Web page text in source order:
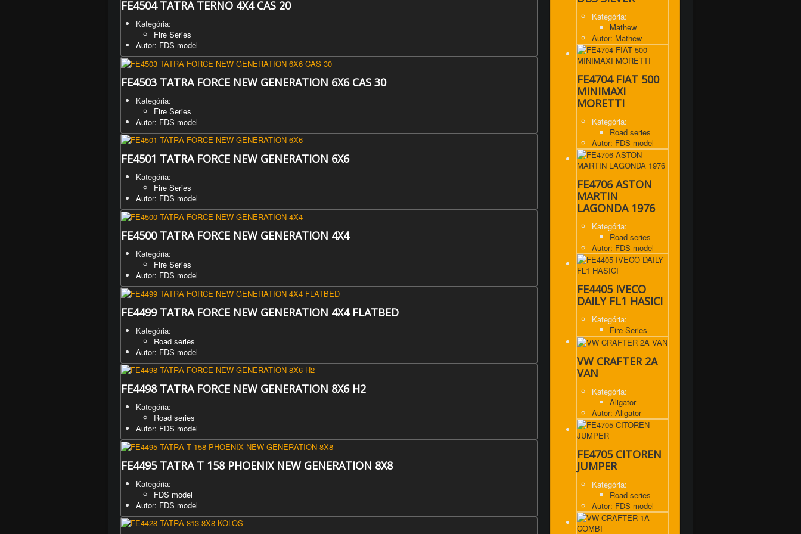
FE4504 TATRA TERNO 4X4 CAS 20
Kategória:
Fire Series
Autor: FDS model
FE4503 TATRA FORCE NEW GENERATION 6X6 CAS 30
Kategória:
Fire Series
Autor: FDS model
FE4501 TATRA FORCE NEW GENERATION 6X6
Kategória:
Fire Series
Autor: FDS model
FE4500 TATRA FORCE NEW GENERATION 4X4
Kategória:
Fire Series
Autor: FDS model
FE4499 TATRA FORCE NEW GENERATION 4X4 FLATBED
Kategória:
Road series
Autor: FDS model
FE4498 TATRA FORCE NEW GENERATION 8X6 H2
Kategória:
Road series
Autor: FDS model
FE4495 TATRA T 158 PHOENIX NEW GENERATION 8X8
Kategória:
FDS model
Autor: FDS model
Kategória:
Mathew
Autor: Mathew
FE4704 FIAT 500
MINIMAXI
MORETTI
Kategória:
Road series
Autor: FDS model
FE4706 ASTON
MARTIN
LAGONDA 1976
Kategória:
Road series
Autor: FDS model
FE4405 IVECO
DAILY FL1 HASICI
Kategória:
Fire Series
VW CRAFTER 2A
VAN
Kategória:
Aligator
Autor: Aligator
FE4705 CITOREN
JUMPER
Kategória:
Road series
Autor: FDS model